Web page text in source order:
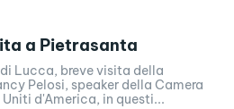
a Pietrasanta
Lucca, breve visita della
Pelosi, speaker della Camera
d'America, in questi...